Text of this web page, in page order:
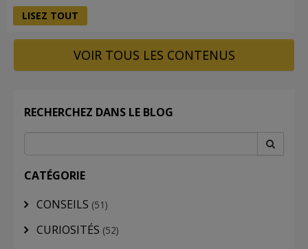
LISEZ TOUT
VOIR TOUS LES CONTENUS
RECHERCHEZ DANS LE BLOG
CATÉGORIE
CONSEILS (51)
CURIOSITÉS (52)